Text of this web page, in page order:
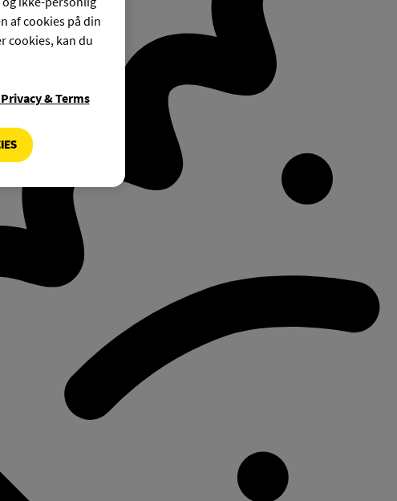
af cookies på din
cookies, kan du
& Terms